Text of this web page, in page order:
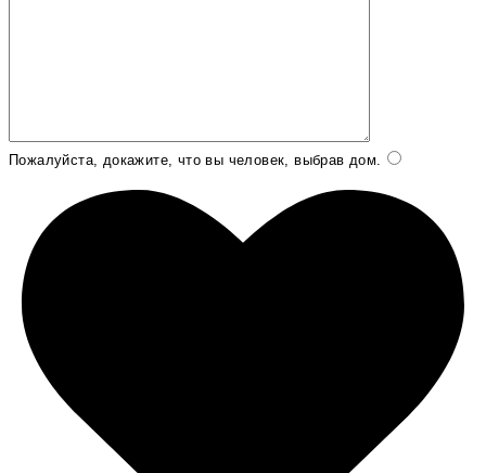
Пожалуйста, докажите, что вы человек, выбрав дом.